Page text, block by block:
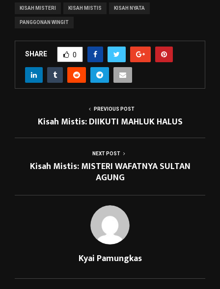
KISAH MISTERI KISAH MISTIS KISAH NYATA
PANGGONAN WINGIT
SHARE 0
PREVIOUS POST
Kisah Mistis: DIIKUTI MAHLUK HALUS
NEXT POST
Kisah Mistis: MISTERI WAFATNYA SULTAN
AGUNG
Kyai Pamungkas